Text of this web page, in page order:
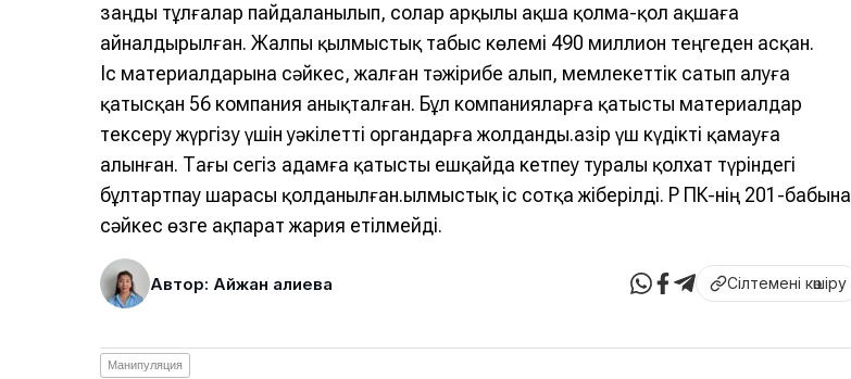
заңды тұлғалар пайдаланылып, солар арқылы ақша қолма-қол ақшаға
айналдырылған. Жалпы қылмыстық табыс көлемі 490 миллион теңгеден асқан.
Іс материалдарына сәйкес, жалған тәжірибе алып, мемлекеттік сатып алуға
қатысқан 56 компания анықталған. Бұл компанияларға қатысты материалдар
тексеру жүргізу үшін уәкілетті органдарға жолданды.Қазір үш күдікті қамауға
алынған. Тағы сегіз адамға қатысты ешқайда кетпеу туралы қолхат түріндегі
бұлтартпау шарасы қолданылған.Қылмыстық іс сотқа жіберілді. ҚР ҚПК-нің 201-бабына
сәйкес өзге ақпарат жария етілмейді.
Автор: Айжан Қалиева Сілтемені көшіру
Манипуляция